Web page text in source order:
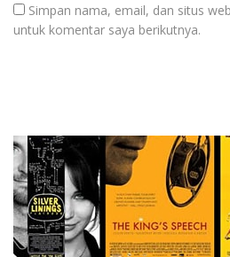
Simpan nama, email, dan situs
untuk komentar saya berikutnya.